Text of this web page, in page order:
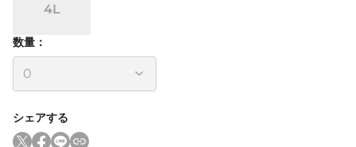
4L
数量：
シェアする